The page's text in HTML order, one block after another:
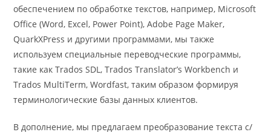
обеспечением по обработке текстов, например, Microsoft
Office (Word, Excel, Power Point), Adobe Page Maker,
QuarkXPress и другими программами, мы также
используем специальные переводческие программы,
такие как Trados SDL, Trados Translator’s Workbench и
Trados MultiTerm, Wordfast, таким образом формируя
терминологические базы данных клиентов.
В дополнение, мы предлагаем преобразование текста с/